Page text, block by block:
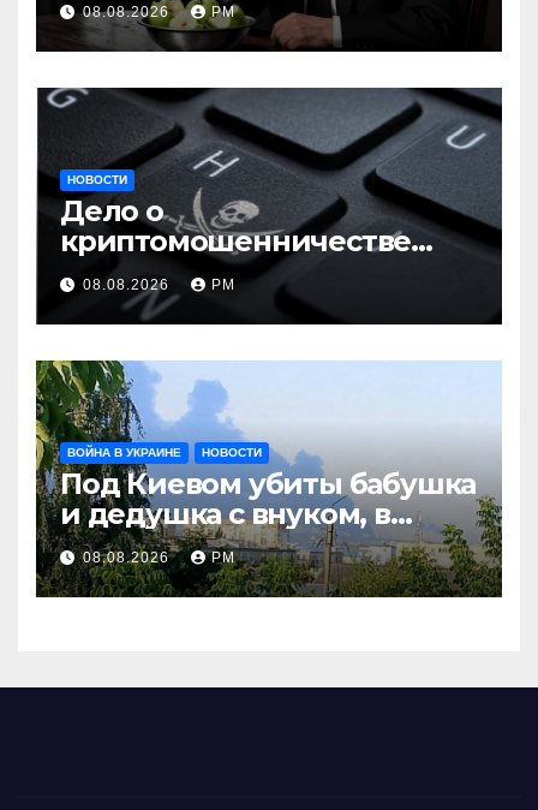
08.08.2026 РМ
НОВОСТИ
Дело о
криптомошенничестве
оборачивают в содействие
терроризму
08.08.2026 РМ
ВОЙНА В УКРАИНЕ НОВОСТИ
Под Киевом убиты бабушка
и дедушка с внуком, в
Поволжье и на Кубани
вновь горят НПЗ
08.08.2026 РМ